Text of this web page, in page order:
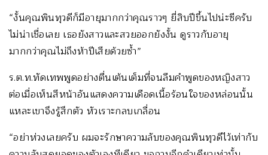
“งั้นคุณพินทุวดีก็มีอายุมากกว่าคุณราวๆ ยี่สิบปีขึ้นไปน่ะซีครับ
ไม่น่าเชื่อเลย เธอยังสาวและสวยออกยังงั้น ดูราวกับอายุ
มากกว่าคุณไม่ถึงห้าปีเสียด้วยซ้ำ”
ร.ต.ท.ทัดเทพพูดอย่างตื่นเต้นเต็มที่จนลืมคำพูดของหญิงสาว
ต่อเมื่อเห็นสีหน้าอันแสดงความเดือดเนื้อร้อนใจของหล่อนนั้น
แหละเขาจึงรู้สึกตัว หัวเราะกลบเกลื่อน
“อย่าห่วงเลยครับ ผมจะรักษาความลับของคุณพินทุวดีไว้เท่ากับ